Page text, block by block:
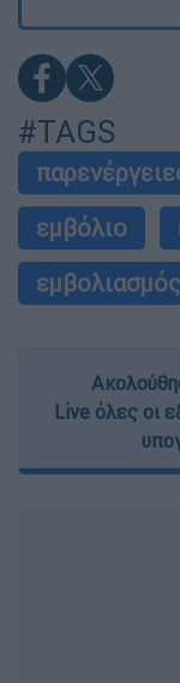
#TAGS
εμβόλιο
εμβολιασμός
Live όλες οι